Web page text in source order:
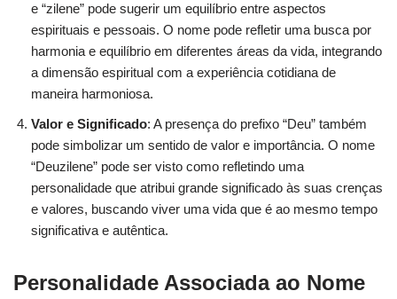
e “zilene” pode sugerir um equilíbrio entre aspectos
espirituais e pessoais. O nome pode refletir uma busca por
harmonia e equilíbrio em diferentes áreas da vida, integrando
a dimensão espiritual com a experiência cotidiana de
maneira harmoniosa.
Valor e Significado: A presença do prefixo “Deu” também
pode simbolizar um sentido de valor e importância. O nome
“Deuzilene” pode ser visto como refletindo uma
personalidade que atribui grande significado às suas crenças
e valores, buscando viver uma vida que é ao mesmo tempo
significativa e autêntica.
Personalidade Associada ao Nome